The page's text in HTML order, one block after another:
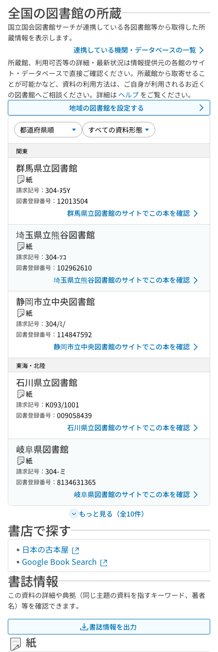
全国の図書館の所蔵
国立国会図書館サーチが連携している各図書館等から取得した所
蔵情報を表示します。
連携している機関・データベースの一覧
所蔵館、利用可否等の詳細・最新状況は情報提供元の各館のサイ
ト・データベースで直接ご確認ください。所蔵館から取寄せるこ
とが可能かなど、資料の利用方法は、ご自身が利用されるお近く
の図書館へご相談ください。詳細は ヘルプ をご覧ください。
地域の図書館を設定する
関東
群馬県立図書館
紙
請求記号： 304-ﾇ5Y
図書登録番号： 12013504
群馬県立図書館のサイトでこの本を確認
埼玉県立熊谷図書館
紙
請求記号： 304-ｿｺ
図書登録番号： 102962610
埼玉県立熊谷図書館のサイトでこの本を確認
静岡市立中央図書館
紙
請求記号： 304/ﾐ/
図書登録番号： 114847592
静岡市立中央図書館のサイトでこの本を確認
東海・北陸
石川県立図書館
紙
請求記号： K093/1001
図書登録番号： 009058439
石川県立図書館のサイトでこの本を確認
岐阜県図書館
紙
請求記号： 304-ミ
図書登録番号： 8134631365
岐阜県図書館のサイトでこの本を確認
もっと見る（全10件）
書店で探す
日本の古本屋
Google Book Search
書誌情報
この資料の詳細や典拠（同じ主題の資料を指すキーワード、著者
名）等を確認できます。
書誌情報を出力
紙